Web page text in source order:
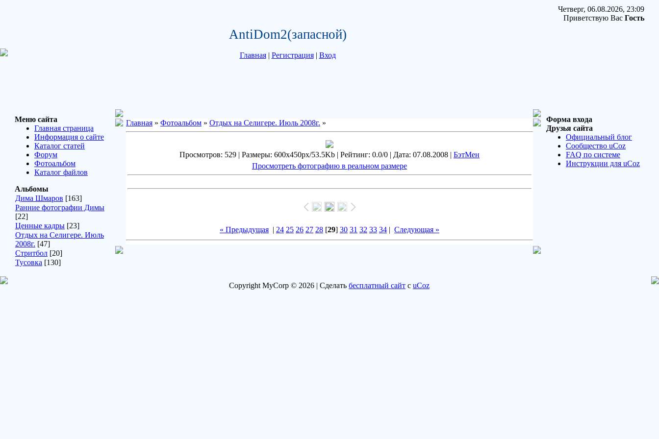
AntiDom2(запасной)
Главная| Регистрация| Вход
Четверг, 06.08.2026, 23:09
Приветствую Вас Гость
Меню сайта
Главная страница
Информация о сайте
Каталог статей
Форум
Фотоальбом
Каталог файлов
Альбомы
Дима Шмаров [163]
Ранние фотографии Димы
[22]
Ценные кадры [23]
Отдых на Селигере. Июль
2008г. [47]
Стритбол [20]
Тусовка [130]
Главная » Фотоальбом » Отдых на Селигере. Июль 2008г. »
Просмотров: 529 | Размеры: 600x450px/53.5Kb | Рейтинг: 0.0/0 | Дата: 07.08.2008 | БэтМен
Просмотреть фотографию в реальном размере
« Предыдущая | 24 25 26 27 28 [29] 30 31 32 33 34 | Следующая »
Форма входа
Друзья сайта
Официальный блог
Сообщество uCoz
FAQ по системе
Инструкции для uCoz
Copyright MyCorp © 2026 | Сделать бесплатный сайт с uCoz